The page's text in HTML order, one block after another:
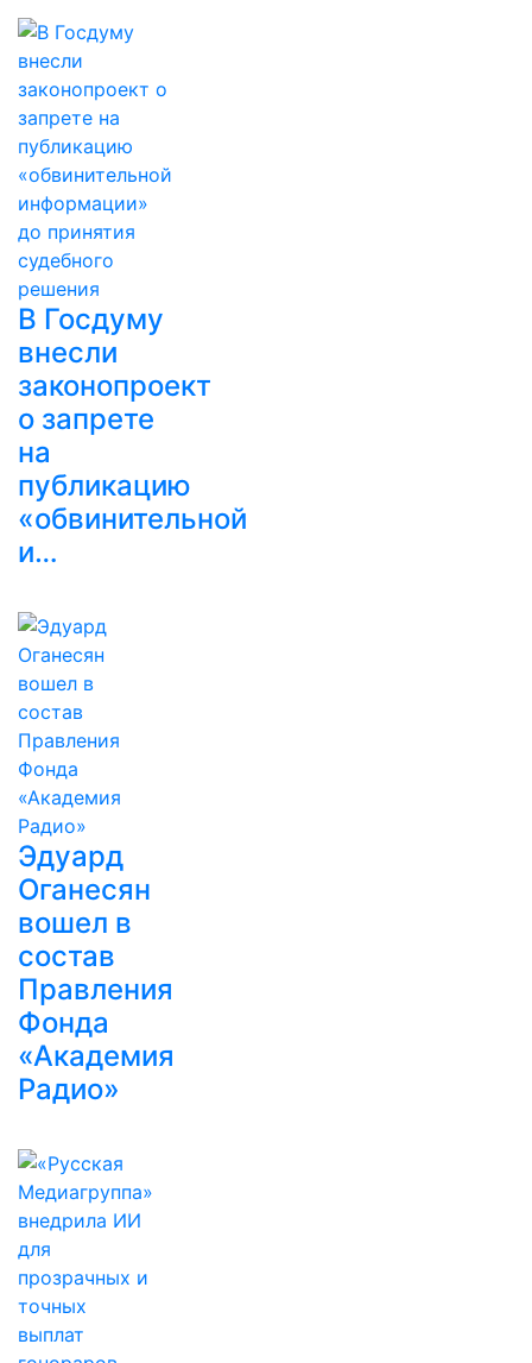
В Госдуму
внесли
законопроект
о запрете
на
публикацию
«обвинительной
и…
Эдуард
Оганесян
вошел в
состав
Правления
Фонда
«Академия
Радио»